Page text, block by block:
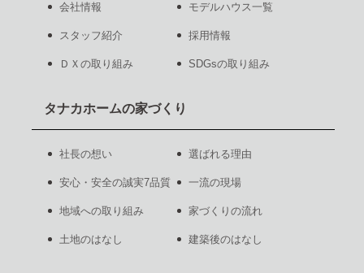
会社情報 モデルハウス一覧
スタッフ紹介 採用情報
ＤＸの取り組み SDGsの取り組み
タナカホームの家づくり
社長の想い 選ばれる理由
安心・安全の誠実7品質 一流の現場
地域への取り組み 家づくりの流れ
土地のはなし 建築後のはなし